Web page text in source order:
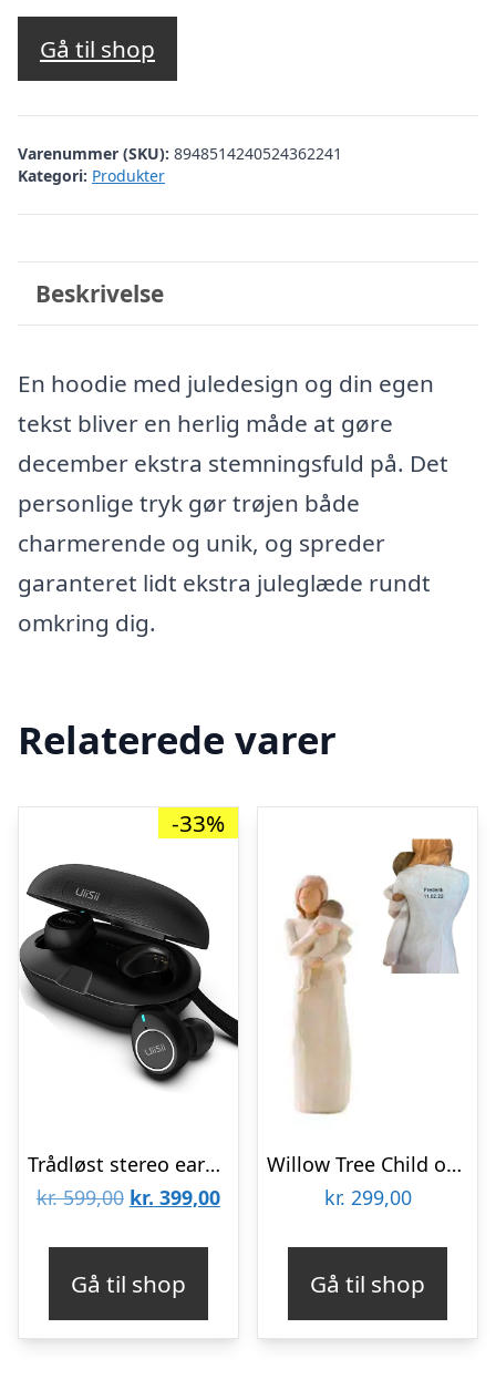
Gå til shop
Varenummer (SKU): 8948514240524362241
Kategori: Produkter
Beskrivelse
En hoodie med juledesign og din egen
tekst bliver en herlig måde at gøre
december ekstra stemningsfuld på. Det
personlige tryk gør trøjen både
charmerende og unik, og spreder
garanteret lidt ekstra juleglæde rundt
omkring dig.
Relaterede varer
-33%
Trådløst stereo earbuds UiiSii TWS60
kr.599,00 Den
kr. 599,00.
kr. 399,00Den
kr. 399,00.
Gå til shop
Willow Tree Child of my Heart
kr. 299,00
Gå til shop